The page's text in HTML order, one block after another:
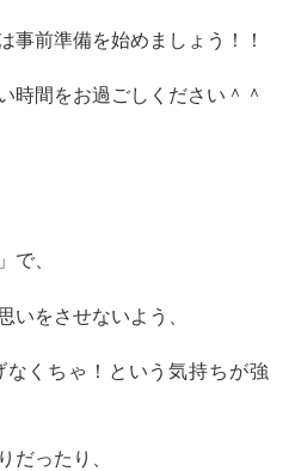
事前準備を始めましょう！！
時間をお過ごしください＾＾
で、
いをさせないよう、
くちゃ！という気持ちが強
だったり、